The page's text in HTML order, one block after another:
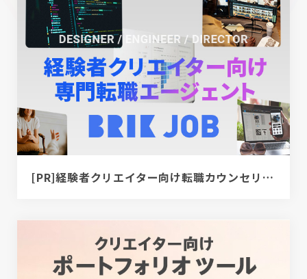
[PR]経験者クリエイター向け転職カウンセリング｜デザイナー / ディレクター / エンジニア